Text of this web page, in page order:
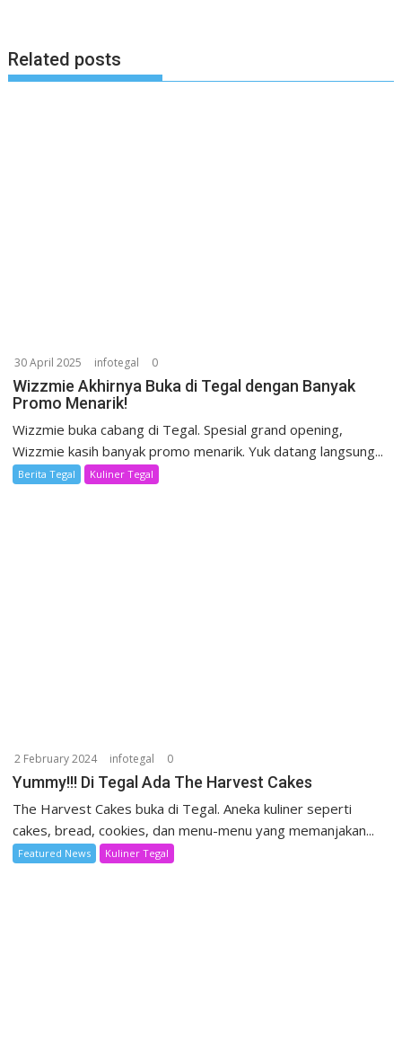
Related posts
30 April 2025 infotegal 0
Wizzmie Akhirnya Buka di Tegal dengan Banyak
Promo Menarik!
Wizzmie buka cabang di Tegal. Spesial grand opening,
Wizzmie kasih banyak promo menarik. Yuk datang langsung...
Berita Tegal Kuliner Tegal
2 February 2024 infotegal 0
Yummy!!! Di Tegal Ada The Harvest Cakes
The Harvest Cakes buka di Tegal. Aneka kuliner seperti
cakes, bread, cookies, dan menu-menu yang memanjakan...
Featured News Kuliner Tegal